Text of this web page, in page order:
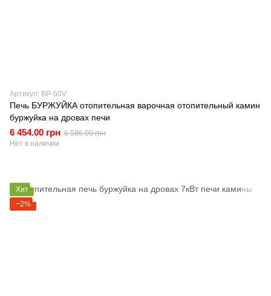
Артикул: BP-60V
Печь БУРЖУЙКА отопительная варочная отопительный камин
буржуйка на дровах печи
6 454.00 грн 6 586.00 грн
Нет в наличии
Хит
−2%